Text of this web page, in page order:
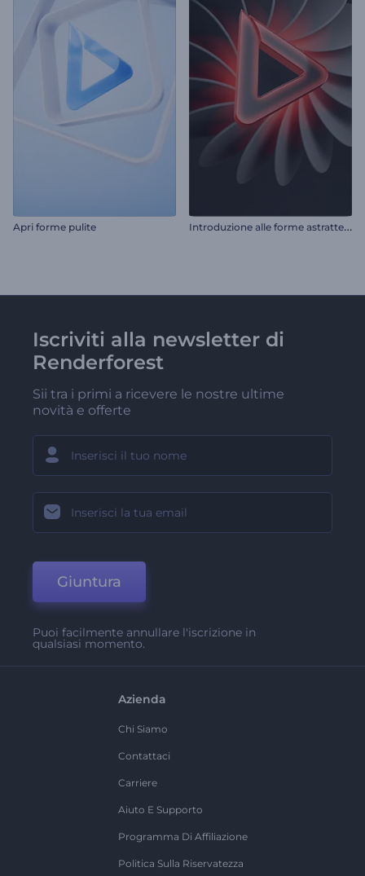
Apri forme pulite I
ntroduzione alle forme astratte vorticose
Iscriviti alla newsletter di
Renderforest
Sii tra i primi a ricevere le nostre ultime
novità e offerte
Giuntura
Puoi facilmente annullare l'iscrizione in
qualsiasi momento.
Azienda
Chi Siamo
Contattaci
Carriere
Aiuto E Supporto
Programma Di Affiliazione
Politica Sulla Riservatezza